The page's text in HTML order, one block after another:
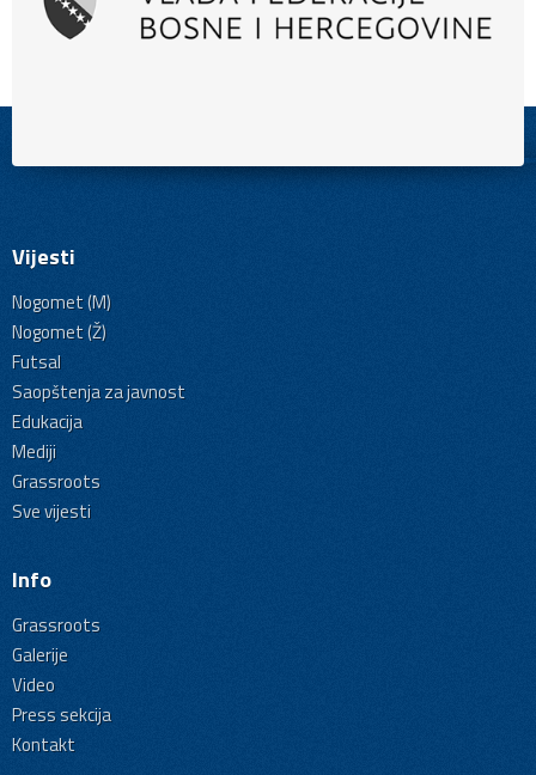
Vijesti
Nogomet (M)
Nogomet (Ž)
Futsal
Saopštenja za javnost
Edukacija
Mediji
Grassroots
Sve vijesti
Info
Grassroots
Galerije
Video
Press sekcija
Kontakt